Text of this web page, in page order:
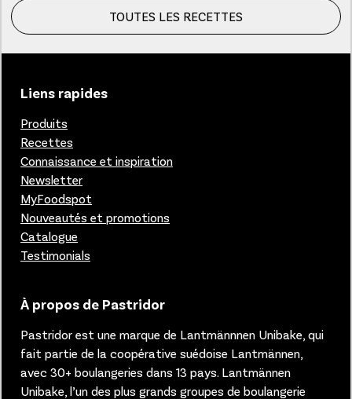
TOUTES LES RECETTES
Liens rapides
Produits
Recettes
Connaissance et inspiration
Newsletter
MyFoodspot
Nouveautés et promotions
Catalogue
Testimonials
À propos de Pastridor
Pastridor est une marque de Lantmännnen Unibake, qui
fait partie de la coopérative suédoise Lantmännen,
avec 30+ boulangeries dans 13 pays. Lantmännen
Unibake, l’un des plus grands groupes de boulangerie